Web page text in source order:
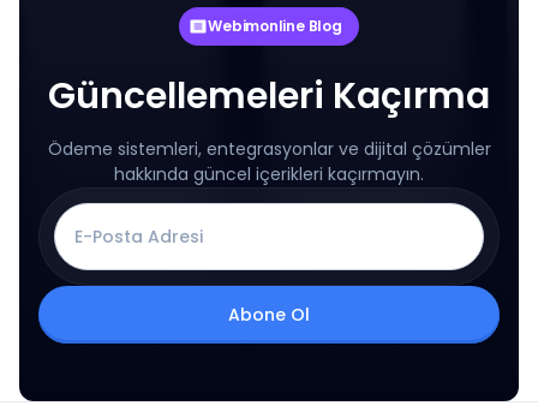
Webimonline Blog
Güncellemeleri Kaçırma
Ödeme sistemleri, entegrasyonlar ve dijital çözümler
hakkında güncel içerikleri kaçırmayın.
Abone Ol